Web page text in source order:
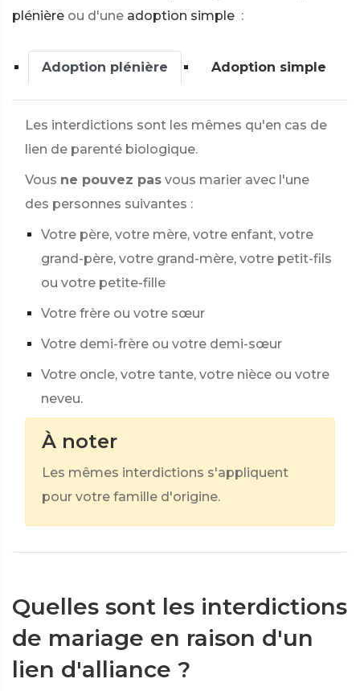
plénière ou d'une adoption simple :
Adoption plénière Adoption simple
Les interdictions sont les mêmes qu'en cas de
lien de parenté biologique.
Vous ne pouvez pas vous marier avec l'une
des personnes suivantes :
Votre père, votre mère, votre enfant, votre
grand-père, votre grand-mère, votre petit-fils
ou votre petite-fille
Votre frère ou votre sœur
Votre demi-frère ou votre demi-sœur
Votre oncle, votre tante, votre nièce ou votre
neveu.
À noter
Les mêmes interdictions s'appliquent
pour votre famille d'origine.
Quelles sont les interdictions
de mariage en raison d'un
lien d'alliance ?